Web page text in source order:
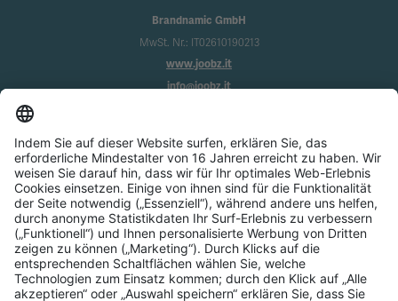
Brandnamic GmbH
MwSt. Nr.: IT02610190213
www.joobz.it
info@joobz.it
Impressum
Datenschutz
AGB
Cookie-Einstellungen
Service
Über uns